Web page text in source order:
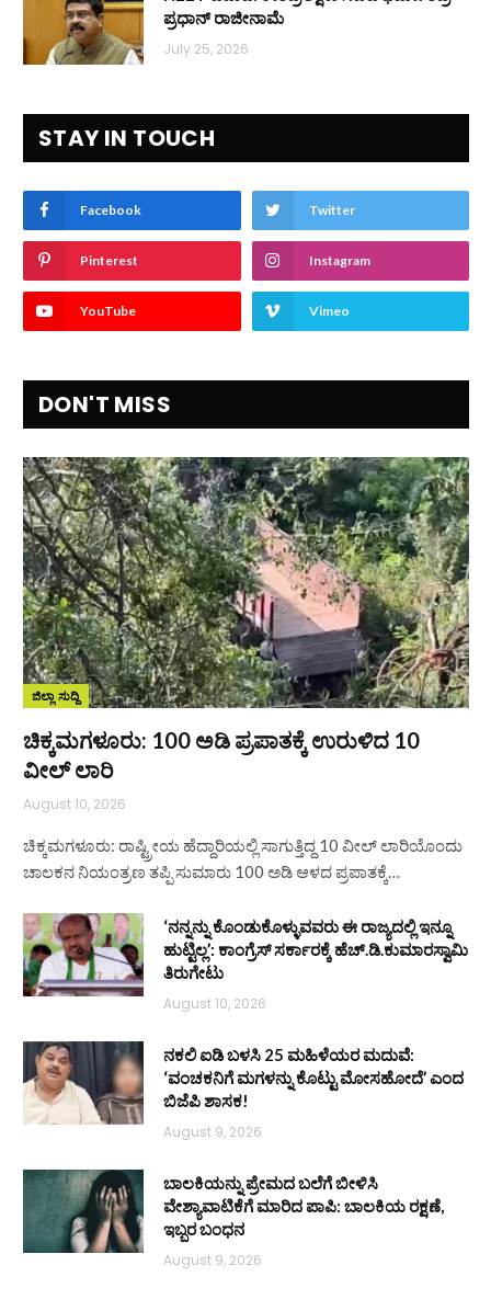
ಪ್ರಧಾನ್ ರಾಜೀನಾಮೆ
July 25, 2026
STAY IN TOUCH
Facebook Twitter
Pinterest Instagram
YouTube Vimeo
DON'T MISS
ಜಿಲ್ಲಾ ಸುದ್ದಿ
ಚಿಕ್ಕಮಗಳೂರು: 100 ಅಡಿ ಪ್ರಪಾತಕ್ಕೆ ಉರುಳಿದ 10
ವೀಲ್ ಲಾರಿ
August 10, 2026
ಚಿಕ್ಕಮಗಳೂರು: ರಾಷ್ಟ್ರೀಯ ಹೆದ್ದಾರಿಯಲ್ಲಿ ಸಾಗುತ್ತಿದ್ದ 10 ವೀಲ್ ಲಾರಿಯೊಂದು
ಚಾಲಕನ ನಿಯಂತ್ರಣ ತಪ್ಪಿ ಸುಮಾರು 100 ಅಡಿ ಆಳದ ಪ್ರಪಾತಕ್ಕೆ…
‘ನನ್ನನ್ನು ಕೊಂಡುಕೊಳ್ಳುವವರು ಈ ರಾಜ್ಯದಲ್ಲಿ ಇನ್ನೂ
ಹುಟ್ಟಿಲ್ಲ’: ಕಾಂಗ್ರೆಸ್ ಸರ್ಕಾರಕ್ಕೆ ಹೆಚ್.ಡಿ.ಕುಮಾರಸ್ವಾಮಿ
ತಿರುಗೇಟು
August 10, 2026
ನಕಲಿ ಐಡಿ ಬಳಸಿ 25 ಮಹಿಳೆಯರ ಮದುವೆ:
‘ವಂಚಕನಿಗೆ ಮಗಳನ್ನು ಕೊಟ್ಟು ಮೋಸಹೋದೆ’ ಎಂದ
ಬಿಜೆಪಿ ಶಾಸಕ!
August 9, 2026
ಬಾಲಕಿಯನ್ನು ಪ್ರೇಮದ ಬಲೆಗೆ ಬೀಳಿಸಿ
ವೇಶ್ಯಾವಾಟಿಕೆಗೆ ಮಾರಿದ ಪಾಪಿ: ಬಾಲಕಿಯ ರಕ್ಷಣೆ,
ಇಬ್ಬರ ಬಂಧನ
August 9, 2026